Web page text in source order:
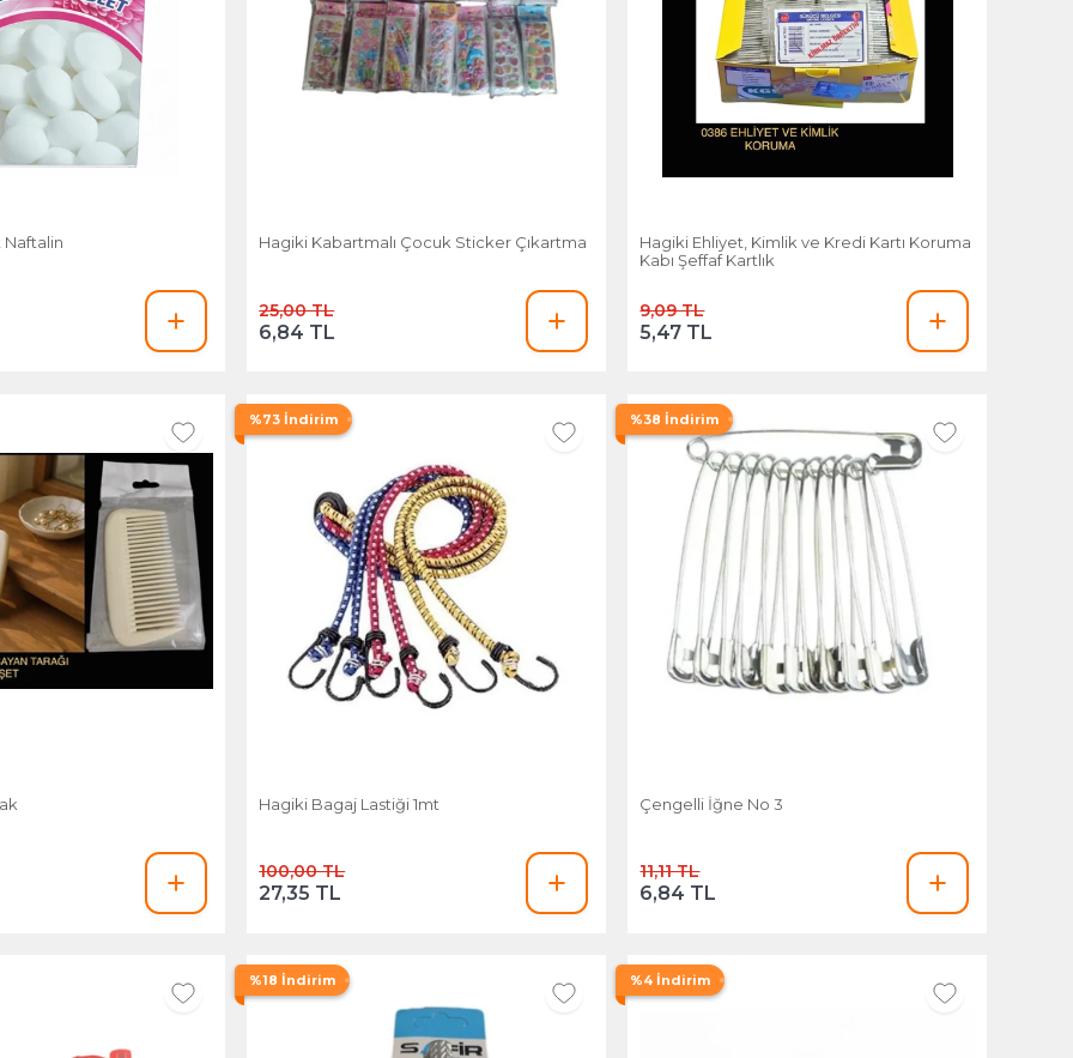
Naftalin Hagiki Kabartmalı Çocuk Sticker Çıkartma
25,00 TL
6,84 TL
Hagiki Ehliyet, Kimlik ve Kredi Kartı Koruma
Kabı Şeffaf Kartlık
9,09 TL
5,47 TL
%73 İndirim
Hagiki Bagaj Lastiği 1mt
100,00 TL
27,35 TL
%38 İndirim
Çengelli İğne No 3
11,11 TL
6,84 TL
%18 İndirim %4 İndirim